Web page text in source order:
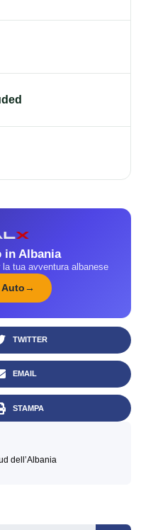
in Albania
tua avventura albanese
Auto
TWITTER
EMAIL
STAMPA
dell’Albania